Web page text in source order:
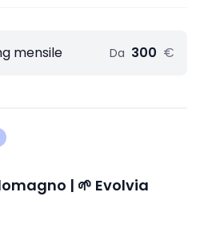
mensile Da 300 €
| 🌱 Evolvia